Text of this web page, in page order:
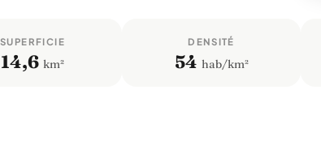
SUPERFICIE
14,6 km²
DENSITÉ
54 hab/km²